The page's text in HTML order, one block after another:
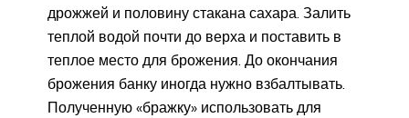
дрожжей и половину стакана сахара. Залить
теплой водой почти до верха и поставить в
теплое место для брожения. До окончания
брожения банку иногда нужно взбалтывать.
Полученную «бражку» использовать для